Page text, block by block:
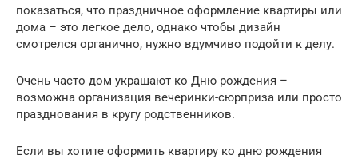
показаться, что праздничное оформление квартиры или
дома – это легкое дело, однако чтобы дизайн
смотрелся органично, нужно вдумчиво подойти к делу.
Очень часто дом украшают ко Дню рождения –
возможна организация вечеринки-сюрприза или просто
празднования в кругу родственников.
Если вы хотите оформить квартиру ко дню рождения